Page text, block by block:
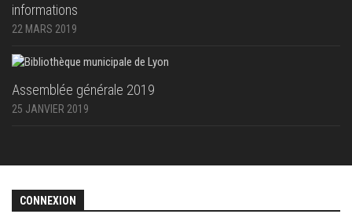
informations
22 MARS 2019
Assemblée générale 2019
25 JANVIER 2019
CONNEXION